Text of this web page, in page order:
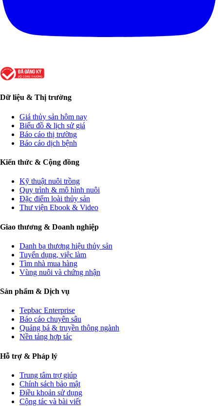
Dữ liệu & Thị trường
Giá thủy sản hôm nay
Biểu đồ & lịch sử giá
Báo cáo thị trường
Báo cáo dịch bệnh
Kiến thức & Cộng đồng
Kỹ thuật nuôi trồng
Quy trình & mô hình nuôi
Đặc điểm loài thủy sản
Thư viện Ebook & Video
Giao thương & Doanh nghiệp
Danh bạ thương hiệu thủy sản
Tuyển dụng, việc làm
Tìm nhà mua hàng
Vùng nuôi và chứng nhận
Sản phẩm & Dịch vụ
Tepbac Enterprise
Báo cáo chuyên sâu
Quảng bá & truyền thông ngành
Nền tảng hợp tác
Hỗ trợ & Pháp lý
Trung tâm trợ giúp
Chính sách bảo mật
Điều khoản sử dụng
Cộng tác và bài viết